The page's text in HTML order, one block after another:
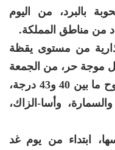
بالبرد، من اليوم
من مناطق المملكة.
من مستوى يقظة
موجة حر، من الجمعة
إلى الاثنين، مع درجات حرارة تتراوح ما بين 40 و43 درجة،
وأسا-الزاك،
ابتداء من يوم غد